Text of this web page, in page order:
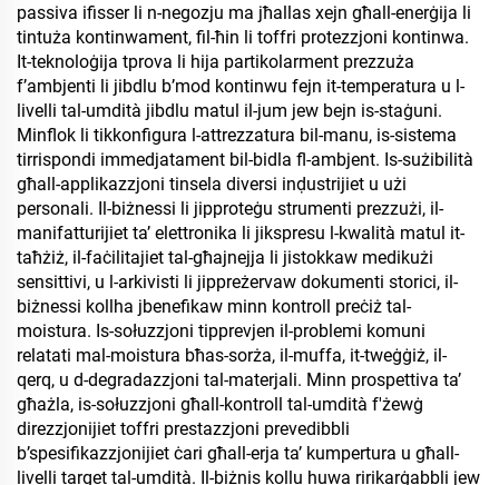
passiva ifisser li n-negozju ma jħallas xejn għall-enerġija li
tintuża kontinwament, fil-ħin li toffri protezzjoni kontinwa.
It-teknoloġija tprova li hija partikolarment prezzuża
f’ambjenti li jibdlu b’mod kontinwu fejn it-temperatura u l-
livelli tal-umdità jibdlu matul il-jum jew bejn is-staġuni.
Minflok li tikkonfigura l-attrezzatura bil-manu, is-sistema
tirrispondi immedjatament bil-bidla fl-ambjent. Is-sużibilità
għall-applikazzjoni tinsela diversi inḍustrijiet u użi
personali. Il-biżnessi li jipproteġu strumenti prezzużi, il-
manifatturijiet ta’ elettronika li jikspresu l-kwalità matul it-
taħżiż, il-faċilitajiet tal-għajnejja li jistokkaw medikużi
sensittivi, u l-arkivisti li jippreżervaw dokumenti storici, il-
biżnessi kollha jbenefikaw minn kontroll preċiż tal-
moistura. Is-sołuzzjoni tipprevjen il-problemi komuni
relatati mal-moistura bħas-sorża, il-muffa, it-tweġġiż, il-
qerq, u d-degradazzjoni tal-materjali. Minn prospettiva ta’
għażla, is-sołuzzjoni għall-kontroll tal-umdità f'żewġ
direzzjonijiet toffri prestazzjoni prevedibbli
b’spesifikazzjonijiet ċari għall-erja ta’ kumpertura u għall-
livelli target tal-umdità. Il-biżnis kollu huwa ririkarġabbli jew